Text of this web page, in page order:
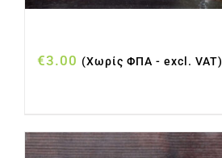
€3.00 (Χωρίς ΦΠΑ - excl. VAT)